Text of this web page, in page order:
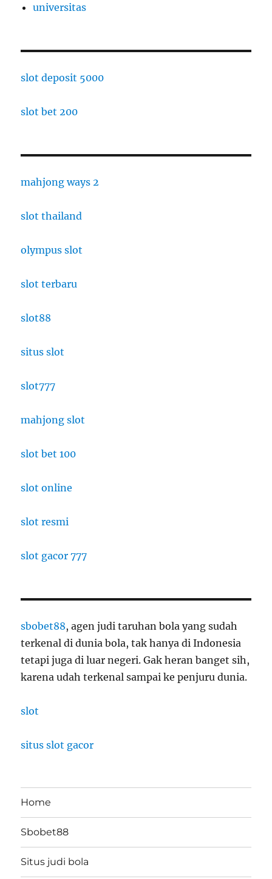
universitas
slot deposit 5000
slot bet 200
mahjong ways 2
slot thailand
olympus slot
slot terbaru
slot88
situs slot
slot777
mahjong slot
slot bet 100
slot online
slot resmi
slot gacor 777
sbobet88, agen judi taruhan bola yang sudah
terkenal di dunia bola, tak hanya di Indonesia
tetapi juga di luar negeri. Gak heran banget sih,
karena udah terkenal sampai ke penjuru dunia.
slot
situs slot gacor
Home
Sbobet88
Situs judi bola